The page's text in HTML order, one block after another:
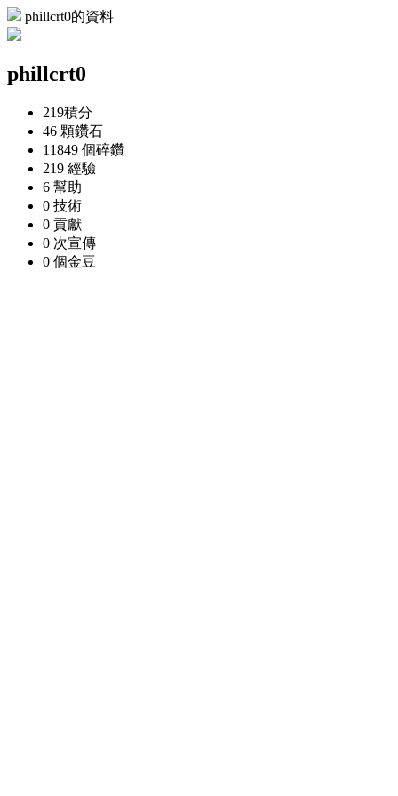
phillcrt0的資料
phillcrt0
219積分
46 顆鑽石
11849 個碎鑽
219 經驗
6 幫助
0 技術
0 貢獻
0 次宣傳
0 個金豆